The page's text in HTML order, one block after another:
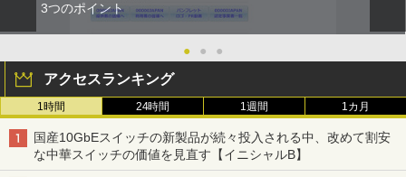
3つのポイント
● ● ●
アクセスランキング
1時間 24時間 1週間 1カ月
国産10GbEスイッチの新製品が続々投入される中、改めて割安
な中華スイッチの価値を見直す【イニシャルB】